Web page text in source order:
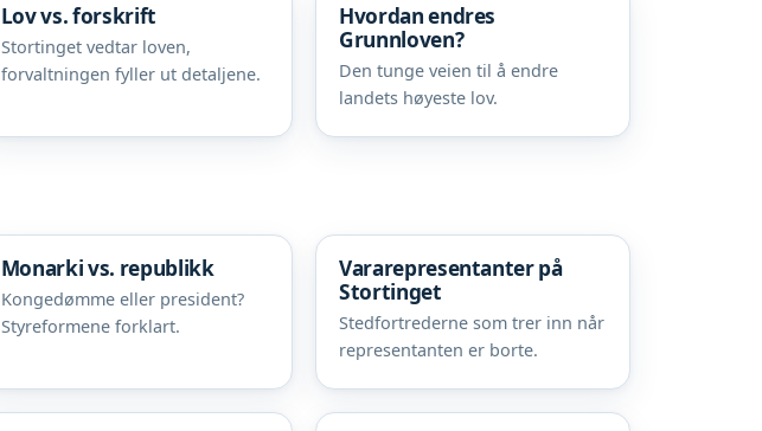
Lov vs. forskrift
Stortinget vedtar loven,
forvaltningen fyller ut detaljene.
Hvordan endres
Grunnloven?
Den tunge veien til å endre
landets høyeste lov.
Monarki vs. republikk
Kongedømme eller president?
Styreformene forklart.
Vararepresentanter på
Stortinget
Stedfortrederne som trer inn når
representanten er borte.